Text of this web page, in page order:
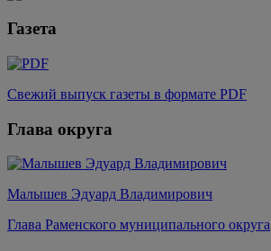
Газета
Свежий выпуск газеты в формате PDF
Глава округа
Малышев Эдуард Владимирович
Глава Раменского муниципального округа